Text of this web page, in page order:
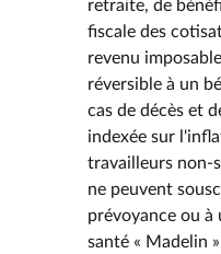
retraite, de
fiscale des
revenu
réversible à un
cas de décès et
indexée sur
travailleurs non-
ne peuvent
prévoyance ou à
santé « Madelin